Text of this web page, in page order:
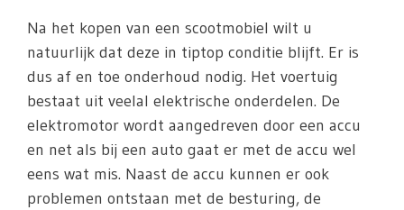
Na het kopen van een scootmobiel wilt u
natuurlijk dat deze in tiptop conditie blijft. Er is
dus af en toe onderhoud nodig. Het voertuig
bestaat uit veelal elektrische onderdelen. De
elektromotor wordt aangedreven door een accu
en net als bij een auto gaat er met de accu wel
eens wat mis. Naast de accu kunnen er ook
problemen ontstaan met de besturing, de